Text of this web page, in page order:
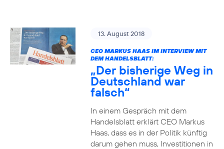
13. August 2018
CEO MARKUS HAAS IM INTERVIEW MIT
DEM HANDELSBLATT:
„Der bisherige Weg in
Deutschland war
falsch“
In einem Gespräch mit dem
Handelsblatt erklärt CEO Markus
Haas, dass es in der Politik künftig
darum gehen muss, Investitionen in